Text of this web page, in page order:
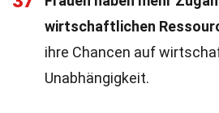
wirtschaftlichen
ihre Chancen auf
Unabhängigkeit.